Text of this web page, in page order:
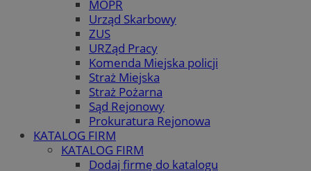
MOPR
Urząd Skarbowy
ZUS
URZąd Pracy
Komenda Miejska policji
Straż Miejska
Straż Pożarna
Sąd Rejonowy
Prokuratura Rejonowa
KATALOG FIRM
KATALOG FIRM
Dodaj firmę do katalogu